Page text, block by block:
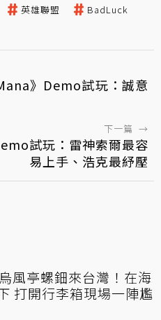
英雄聯盟
BadLuck
》Demo試玩：誠意
下一篇 →
試玩：雷神索爾最容
易上手、浩克最紓壓
風亭螺鈿來台灣！在海
打開行李箱現場一陣尷